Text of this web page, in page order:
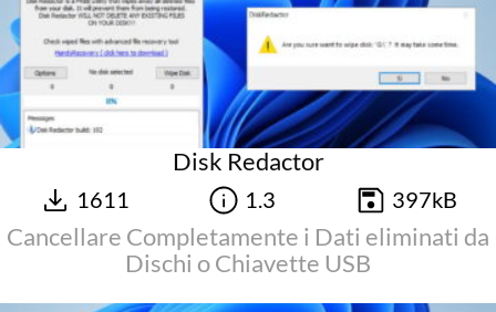
Disk Redactor
1611 1.3 397kB
Cancellare Completamente i Dati eliminati da
Dischi o Chiavette USB